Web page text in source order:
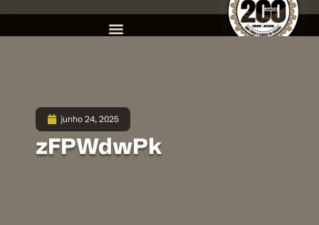
junho 24, 2025
zFPWdwPk